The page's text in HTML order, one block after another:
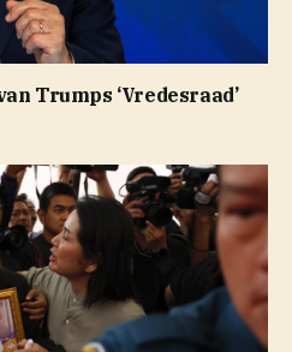
Trumps ‘Vredesraad’